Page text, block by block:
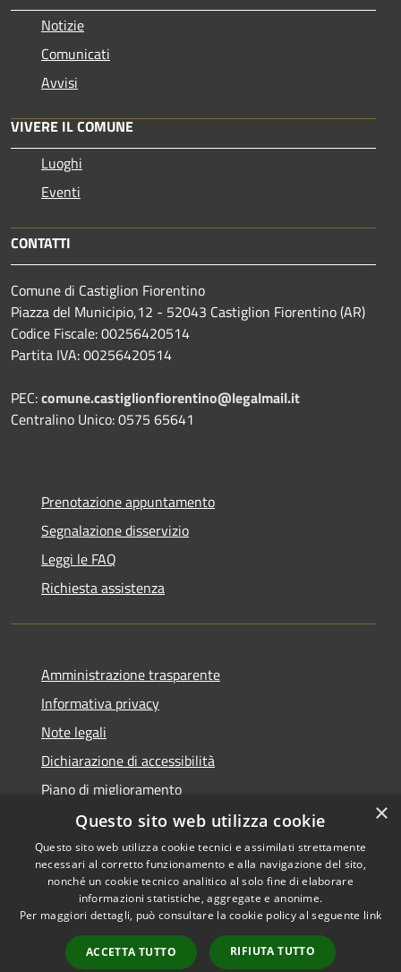
Notizie
Comunicati
Avvisi
VIVERE IL COMUNE
Luoghi
Eventi
CONTATTI
Comune di Castiglion Fiorentino
Piazza del Municipio,12 - 52043 Castiglion Fiorentino (AR)
Codice Fiscale: 00256420514
Partita IVA: 00256420514
PEC:comune.castiglionfiorentino@legalmail.it
Centralino Unico: 0575 65641
Prenotazione appuntamento
Segnalazione disservizio
Leggi le FAQ
Richiesta assistenza
Amministrazione trasparente
Informativa privacy
Note legali
Dichiarazione di accessibilità
Piano di miglioramento
Accessibilità
Privacy
Mappa del sito
Copyright © 2026 • Comune di
Castiglion Fiorentino •
Powered byMunicipium •
Accesso redazione
×
Questo sito web utilizza cookie
Questo sito web utilizza cookie tecnici e assimilati strettamente
necessari al corretto funzionamento e alla navigazione del sito,
nonché un cookie tecnico analitico al solo fine di elaborare
informazioni statistiche, aggregate e anonime.
Per maggiori dettagli, può consultare la cookie policy al seguente link
ACCETTA TUTTO RIFIUTA TUTTO